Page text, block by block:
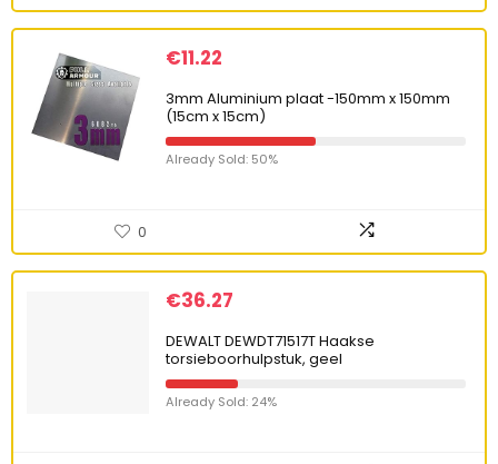
€11.22
3mm Aluminium plaat -150mm x 150mm
(15cm x 15cm)
Already Sold: 50%
0
€36.27
DEWALT DEWDT71517T Haakse
torsieboorhulpstuk, geel
Already Sold: 24%